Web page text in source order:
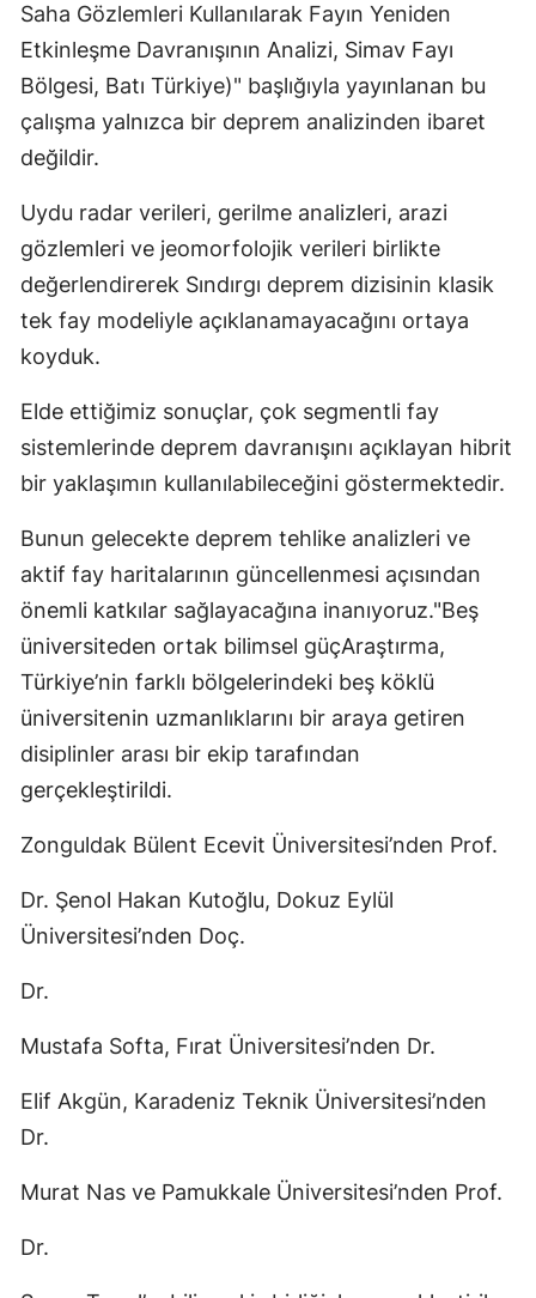
Saha Gözlemleri Kullanılarak Fayın Yeniden
Etkinleşme Davranışının Analizi, Simav Fayı
Bölgesi, Batı Türkiye)" başlığıyla yayınlanan bu
çalışma yalnızca bir deprem analizinden ibaret
değildir.
Uydu radar verileri, gerilme analizleri, arazi
gözlemleri ve jeomorfolojik verileri birlikte
değerlendirerek Sındırgı deprem dizisinin klasik
tek fay modeliyle açıklanamayacağını ortaya
koyduk.
Elde ettiğimiz sonuçlar, çok segmentli fay
sistemlerinde deprem davranışını açıklayan hibrit
bir yaklaşımın kullanılabileceğini göstermektedir.
Bunun gelecekte deprem tehlike analizleri ve
aktif fay haritalarının güncellenmesi açısından
önemli katkılar sağlayacağına inanıyoruz."Beş
üniversiteden ortak bilimsel güçAraştırma,
Türkiye’nin farklı bölgelerindeki beş köklü
üniversitenin uzmanlıklarını bir araya getiren
disiplinler arası bir ekip tarafından
gerçekleştirildi.
Zonguldak Bülent Ecevit Üniversitesi’nden Prof.
Dr. Şenol Hakan Kutoğlu, Dokuz Eylül
Üniversitesi’nden Doç.
Dr.
Mustafa Softa, Fırat Üniversitesi’nden Dr.
Elif Akgün, Karadeniz Teknik Üniversitesi’nden
Dr.
Murat Nas ve Pamukkale Üniversitesi’nden Prof.
Dr.